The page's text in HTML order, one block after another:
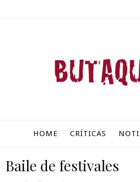
HOME CRÍTICAS
Baile de festivales